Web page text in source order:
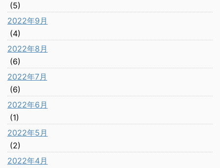
(5)
2022年9月
(4)
2022年8月
(6)
2022年7月
(6)
2022年6月
(1)
2022年5月
(2)
2022年4月